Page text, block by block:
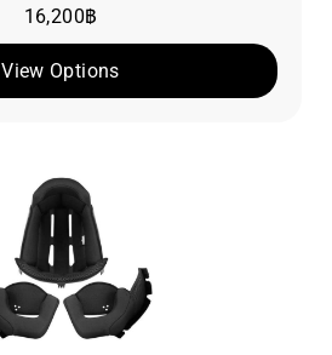
16,200฿
View Options